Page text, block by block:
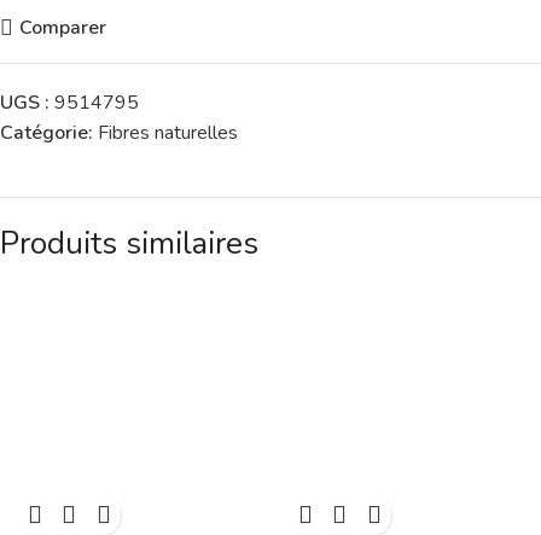
Comparer
UGS : 9514795
Catégorie: Fibres naturelles
Produits similaires